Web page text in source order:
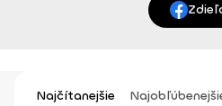
Najčítanejšie